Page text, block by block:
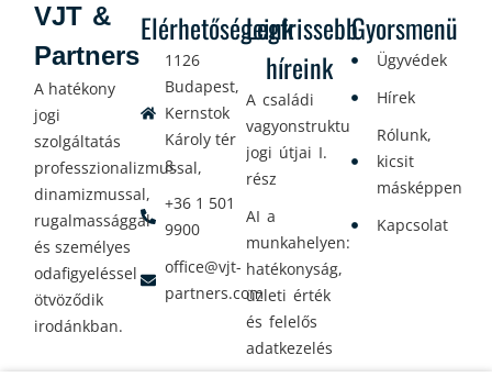
Elérhetőségeink
1126
Budapest,
Kernstok
Károly tér
8.
+36 1 501
9900
office@vjt-
partners.com
Legfrissebb
híreink
A családi
vagyonstrukturálás
jogi útjai I.
rész
AI a
munkahelyen:
hatékonyság,
üzleti érték
és felelős
adatkezelés
Gyorsmenü
Ügyvédek
Hírek
Rólunk,
kicsit
másképpen
Kapcsolat
VJT &
Partners
A hatékony
jogi
szolgáltatás
professzionalizmussal,
dinamizmussal,
rugalmassággal
és személyes
odafigyeléssel
ötvöződik
irodánkban.